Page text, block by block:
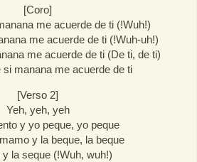
[Coro]
me acuerde de ti (!Wuh!)
me acuerde de ti (!Wuh-uh!)
me acuerde de ti (De ti, de ti)
si manana me acuerde de ti
[Verso 2]
Yeh, yeh, yeh
y yo peque, yo peque
y la beque, la beque
y la seque (!Wuh, wuh!)